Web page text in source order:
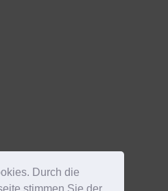
Durch die
stimmen Sie der